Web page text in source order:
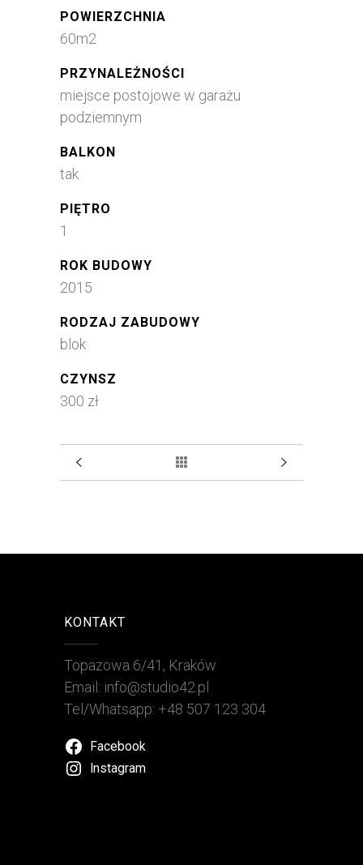
POWIERZCHNIA
60m2
PRZYNALEŻNOŚCI
miejsce postojowe w garażu
podziemnym
BALKON
tak
PIĘTRO
1
ROK BUDOWY
2015
RODZAJ ZABUDOWY
blok
CZYNSZ
300 zł
KONTAKT
Topazowa 6/41, Kraków
Email: info@studio42.pl
Tel/Whatsapp: +48 507 123 304
Facebook
Instagram